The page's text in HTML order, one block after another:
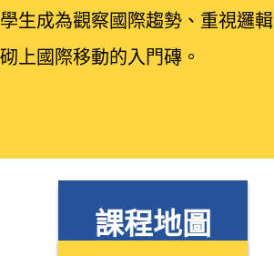
學生成為觀察國際趨勢、重視邏
砌上國際移動的入門磚。
課程地圖